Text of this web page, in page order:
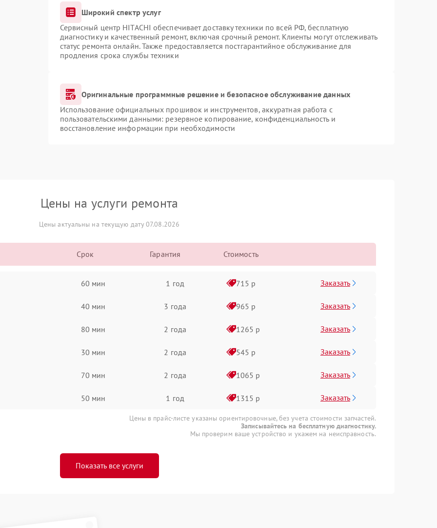
Широкий спектр услуг
Сервисный центр HITACHI обеспечивает доставку техники по всей РФ, бесплатную
диагностику и качественный ремонт, включая срочный ремонт. Клиенты могут отслеживать
статус ремонта онлайн. Также предоставляется постгарантийное обслуживание для
продления срока службы техники
Оригинальные программные решение и безопасное обслуживание данных
Использование официальных прошивок и инструментов, аккуратная работа с
пользовательскими данными: резервное копирование, конфиденциальность и
восстановление информации при необходимости
Цены на услуги ремонта
Цены актуальны на текущую дату 07.08.2026
Срок Гарантия Стоимость
60 мин 1 год 715 р Заказать
40 мин 3 года 965 р Заказать
80 мин 2 года 1265 р Заказать
30 мин 2 года 545 р Заказать
70 мин 2 года 1065 р Заказать
50 мин 1 год 1315 р Заказать
Цены в прайс-листе указаны ориентировочные, без учета стоимости запчастей.
Записывайтесь на бесплатную диагностику.
Мы проверим ваше устройство и укажем на неисправность.
Показать все услуги